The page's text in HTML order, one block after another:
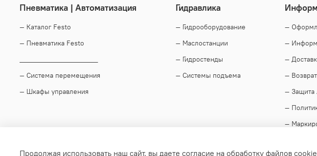
Пневматика | Автоматизация
— Каталог Festo
— Пневматика Festo
— Система перемещения
— Шкафы управления
Гидравлика
— Гидрооборудование
— Маслостанции
— Гидростенды
— Системы подъема
—
—
—
—
— Защита
—
—
Продолжая использовать наш сайт, вы даете согласие на обработку файлов